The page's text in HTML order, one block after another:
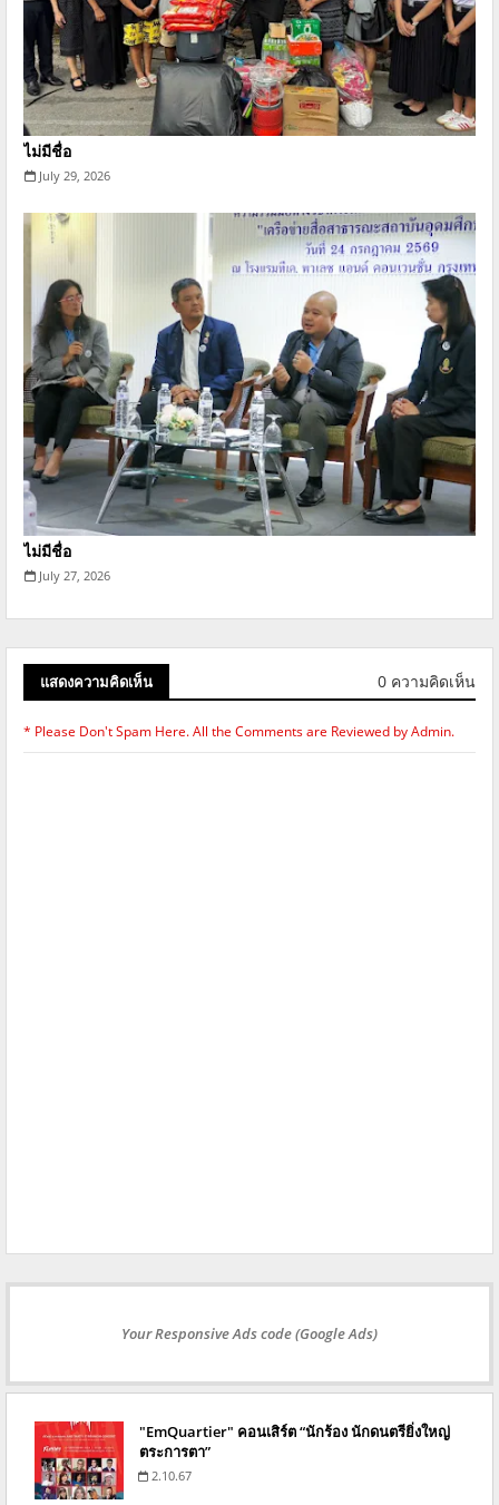
ไม่มีชื่อ
July 29, 2026
ไม่มีชื่อ
July 27, 2026
แสดงความคิดเห็น 0 ความคิดเห็น
* Please Don't Spam Here. All the Comments are Reviewed by Admin.
Your Responsive Ads code (Google Ads)
"EmQuartier" คอนเสิร์ต “นักร้อง นักดนตรียิ่งใหญ่
ตระการตา”
2.10.67